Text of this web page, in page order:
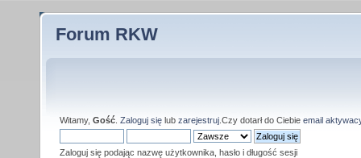
Forum RKW
Witamy, Gość Zaloguj się lub zarejestruj .Czy dotarł do Ciebie email
Zaloguj się podając nazwę użytkownika, hasło i długość sesji